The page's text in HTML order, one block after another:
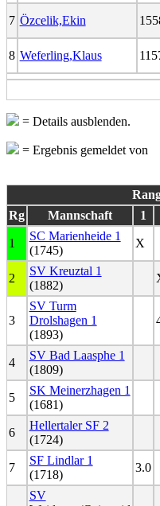
7 Özcelik,Ekin
8 Weferling,Klaus
= Details ausblenden.
= Ergebnis gemeldet von
Rg
Mannschaft 1
1
SC Marienheide 1
(1745)
X
2
SV Kreuztal 1
(1882)
3
SV Turm
Drolshagen 1
(1893)
4
SV Bad Laasphe 1
(1809)
5
SK Meinerzhagen 1
(1681)
6
Hellertaler SF 2
(1724)
7
SF Lindlar 1
(1718)
3.0
SV